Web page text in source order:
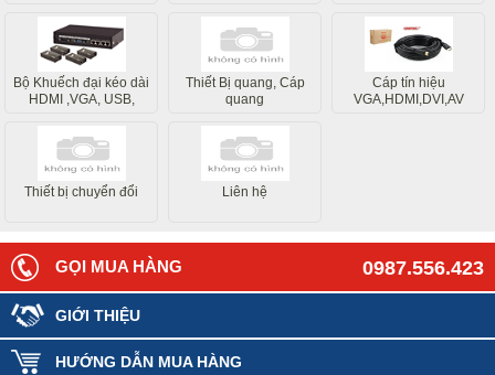
Bộ Khuếch đại kéo dài
HDMI ,VGA, USB,
Thiết Bị quang, Cáp
quang
Cáp tín hiệu
VGA,HDMI,DVI,AV
Thiết bị chuyển đổi Liên hệ
0987.556.423
GỌI MUA HÀNG
GIỚI THIỆU
HƯỚNG DẪN MUA HÀNG